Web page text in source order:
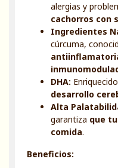
alergias y
cachorros con
Ingredientes
cúrcuma,
DHA:
desarrollo
Alta
garantiza que
comida.
Beneficios: